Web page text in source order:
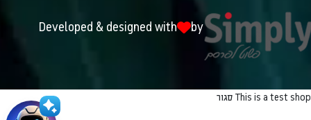
Developed & designed with by
This is a test shop סגור